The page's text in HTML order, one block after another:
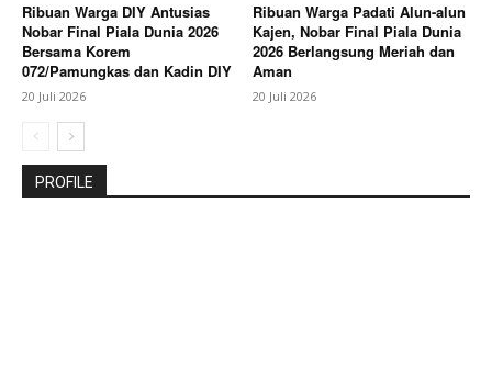
Ribuan Warga DIY Antusias
Nobar Final Piala Dunia 2026
Bersama Korem
072/Pamungkas dan Kadin DIY
20 Juli 2026
Ribuan Warga Padati Alun-alun
Kajen, Nobar Final Piala Dunia
2026 Berlangsung Meriah dan
Aman
20 Juli 2026
PROFILE